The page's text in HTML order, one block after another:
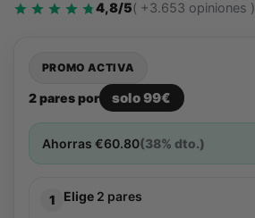
4,8/5( +3.653 opiniones )
PROMO ACTIVA
2 pares por solo 99€
Ahorras €60.80(38% dto.)
1 Elige 2 pares